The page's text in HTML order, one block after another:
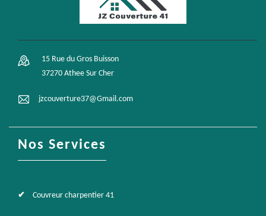
15 Rue du Gros Buisson
37270 Athee Sur Cher
jzcouverture37@Gmail.com
Nos Services
Couvreur charpentier 41